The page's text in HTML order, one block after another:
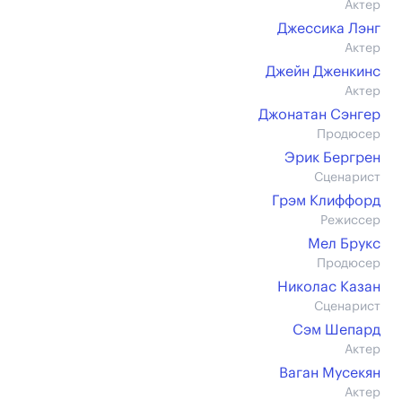
Актер
Джессика Лэнг
Актер
Джейн Дженкинс
Актер
Джонатан Сэнгер
Продюсер
Эрик Бергрен
Сценарист
Грэм Клиффорд
Режиссер
Мел Брукс
Продюсер
Николас Казан
Сценарист
Сэм Шепард
Актер
Ваган Мусекян
Актер